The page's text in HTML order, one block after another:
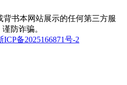
背书本网站展示的任何第三方服
防诈骗。
ICP备2025166871号-2